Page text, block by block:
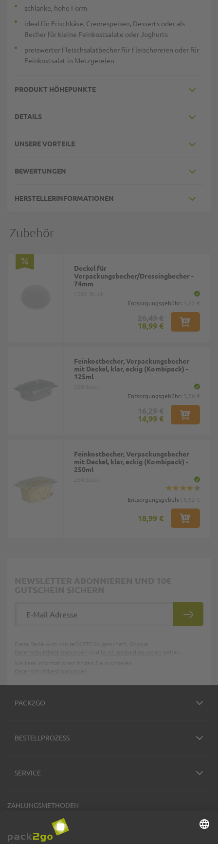
schlanke, hohe Form
ideal für Frischkäse, Cremespeisen, Desserts oder als
Becher für kleine Feinkostsalate oder Joghurts
preiswerter Fleischsalatbecher für Fleischereien oder für
Feinkostsalat in Metzgereien
PRODUKT HÖHEPUNKTE
DETAILS
UNSERE VORTEILE
BEWERTUNGEN
HERSTELLERINFORMATIONEN
Zubehör
Deckel für
Verpackungsbecher/Dressingbecher -
74mm
Entsorgungsgebühr:
18,99 €
Feinkostbecher, Verpackungsbecher
mit Deckel, klar, eckig (Kombipack) -
125ml
Entsorgungsgebühr:
14,99 €
Feinkostbecher, Verpackungsbecher
mit Deckel, klar, eckig (Kombipack) -
250ml
Entsorgungsgebühr:
18,99 €
PACK2GO
BESTELLPROZESS
SERVICE
ZAHLUNGSMETHODEN